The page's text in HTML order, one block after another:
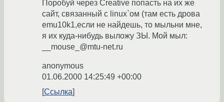
Поробуй через Creative попасть на их же
сайт, связанный с linux`ом (там есть дрова
emu10k1,если не найдешь, то мыльни мне,
я их куда-нибудь выложу ЗЫ. Мой мыл:
__mouse_@mtu-net.ru
anonymous
01.06.2000 14:25:49 +00:00
Ссылка